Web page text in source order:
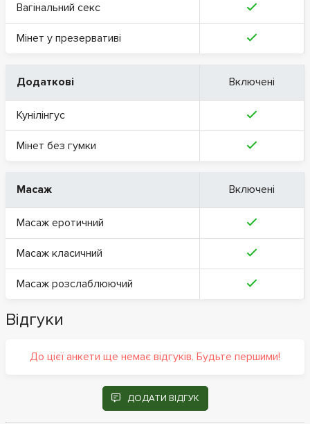
Вагінальний секс
Мінет у презервативі
Додаткові Включені
Кунілінгус
Мінет без гумки
Масаж Включені
Масаж еротичний
Масаж класичний
Масаж розслаблюючий
Відгуки
До цієї анкети ще немає відгуків. Будьте першими!
ДОДАТИ ВІДГУК